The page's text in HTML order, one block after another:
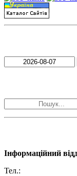
Інформаційний
Тел.: